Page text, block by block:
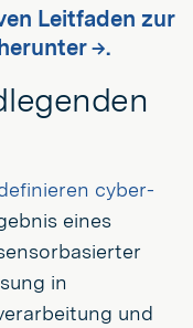
Leitfaden zur
→.
cyber-
eines
in
und